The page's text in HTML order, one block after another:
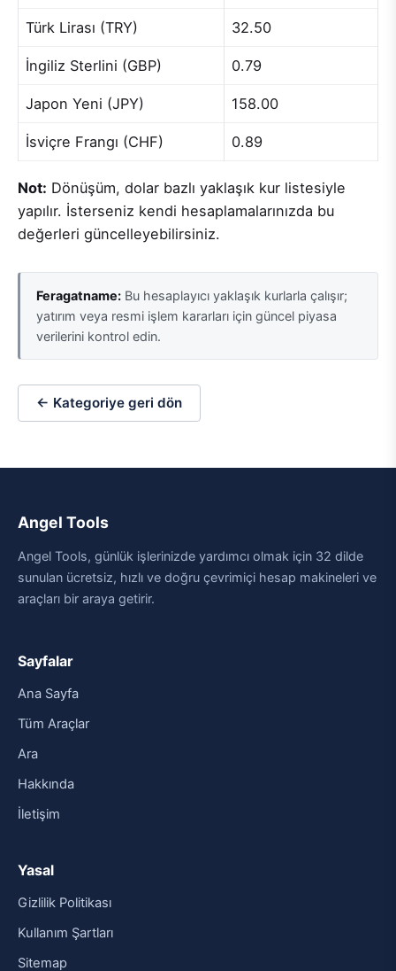
Türk Lirası (TRY) 32.50
İngiliz Sterlini (GBP) 0.79
Japon Yeni (JPY) 158.00
İsviçre Frangı (CHF) 0.89
Not: Dönüşüm, dolar bazlı yaklaşık kur listesiyle
yapılır. İsterseniz kendi hesaplamalarınızda bu
değerleri güncelleyebilirsiniz.
Feragatname: Bu hesaplayıcı yaklaşık kurlarla çalışır;
yatırım veya resmi işlem kararları için güncel piyasa
verilerini kontrol edin.
← Kategoriye geri dön
Angel Tools
Angel Tools, günlük işlerinizde yardımcı olmak için 32 dilde
sunulan ücretsiz, hızlı ve doğru çevrimiçi hesap makineleri ve
araçları bir araya getirir.
Sayfalar
Ana Sayfa
Tüm Araçlar
Ara
Hakkında
İletişim
Yasal
Gizlilik Politikası
Kullanım Şartları
Sitemap